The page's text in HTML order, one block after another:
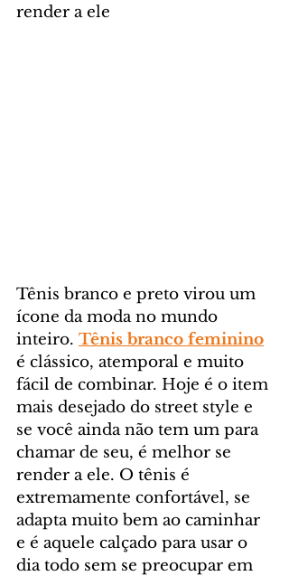
render a ele
Tênis branco e preto virou um
ícone da moda no mundo
inteiro. Tênis branco feminino
é clássico, atemporal e muito
fácil de combinar. Hoje é o item
mais desejado do street style e
se você ainda não tem um para
chamar de seu, é melhor se
render a ele. O tênis é
extremamente confortável, se
adapta muito bem ao caminhar
e é aquele calçado para usar o
dia todo sem se preocupar em